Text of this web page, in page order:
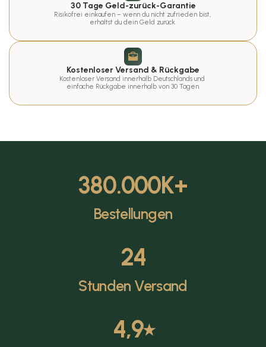
30 Tage Geld-zurück-Garantie
Risikofrei einkaufen – wenn du nicht zufrieden bist,
erhältst du dein Geld zurück.
Kostenloser Versand & Rückgabe
Kostenloser Versand innerhalb Deutschlands und
einfache Rückgabe innerhalb von 30 Tagen.
380.000K+
Bestellungen
24
Stunden Versand
4,9⭑